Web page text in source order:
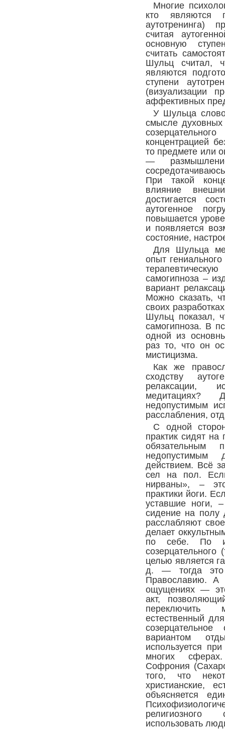
Многие
кто являются
аутотренинга)
считая
основную
считать
Шульц считал,
являются
ступени
(визуализации
аффективных
У Шульца
смысле духовных
концентрацией
то предмете или
—
При такой
влияние
достигается
аутогенное
повышается
и появляется
состояние,
Для Шульца
опыт
самогипноза –
вариант
Можно сказать,
своих
Шульц показал,
самогипноза. В
одной из
раз то, что он
мистицизма.
Как же
сходству
релаксации,
недопустимым
расслабления,
С одной
практик сидят
обязательным
недопустимым
действием. Всё
сел на пол.
нирваны», –
практики йоги.
уставшие ноги,
сидение на полу
расслабляют
делает
по себе. По
созерцательного
целью является
д. — тогда это
Православию. А
ощущениях — это
акт,
переключить
естественный
вариантом
используется
многих
Софрония
того, что
христианские,
объясняется
использовать